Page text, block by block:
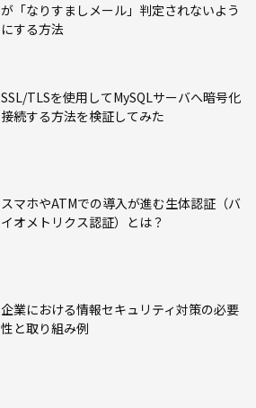
が「なりすましメール」判定されないよう
にする方法
SSL/TLSを使用してMySQLサーバへ暗号化
接続する方法を検証してみた
スマホやATMでの導入が進む生体認証（バ
イオメトリクス認証）とは？
企業における情報セキュリティ対策の必要
性と取り組み例